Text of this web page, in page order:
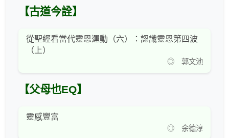
【古道今詮】
從聖經看當代靈恩運動（六）：認識靈恩第四波
（上）
◎ 郭文池
【父母也EQ】
靈感豐富
◎ 余德淳